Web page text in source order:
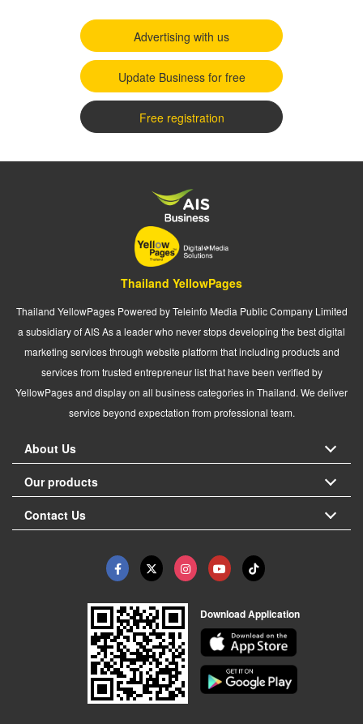
Advertising with us
Update Business for free
Free registration
Thailand YellowPages
Thailand YellowPages Powered by Teleinfo Media Public Company Limited
a subsidiary of AIS As a leader who never stops developing the best digital
marketing services through website platform that including products and
services from trusted entrepreneur list that have been verified by
YellowPages and display on all business categories in Thailand. We deliver
service beyond expectation from professional team.
About Us
Our products
Contact Us
Download Application